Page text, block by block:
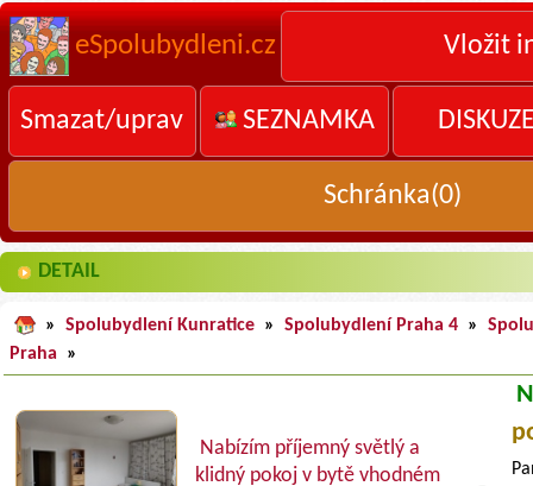
eSpolubydleni.cz Vložit
Smazat/uprav SEZNAMKA
Schránka(0)
DETAIL
» Spolubydlení Kunratice » Spolubydlení Praha 4 »
Praha
»
Nabízím příjemný světlý a
klidný pokoj v bytě vhodném